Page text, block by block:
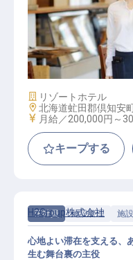
レストランサー
職/主任）
施設業態
リゾートホテル
勤務地
北海道虻田郡倶知安
給与
月給／200,000円～
キープする
正社員 施設管理 施
H2Group株式会社
心地よい滞在を支える、
生む舞台裏の主役